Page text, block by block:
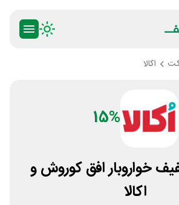
اکالا
15%
تخفیف خواروبار افق کوروش و
اکالا